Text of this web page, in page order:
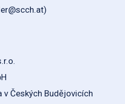
Českých Budějovicích